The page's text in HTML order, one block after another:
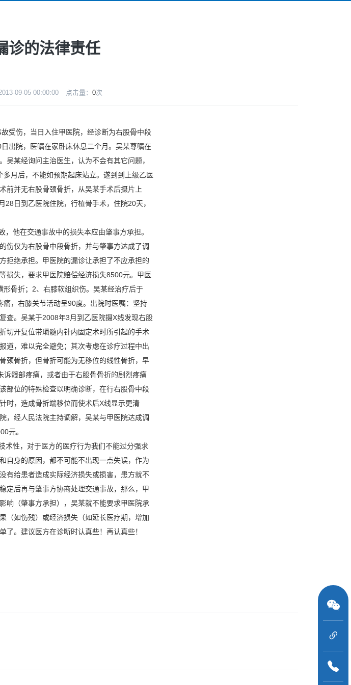
诊的法律责任
09-05 00:00:00 点击量： 0次
伤，当日入住甲医院，经诊断为右股骨中段
出院，医嘱在家卧床休息二个月。吴某尊嘱在
吴某经询问主治医生，认为不会有其它问题，
月后，不能如预期起床站立。遂到到上级乙医
前并无右股骨颈骨折，从吴某手术后摄片上
日到乙医院住院，行植骨手术，住院20天，
在交通事故中的损失本应由肇事方承担。
伤仅为右股骨中段骨折，并与肇事方达成了调
拒绝承担。甲医院的漏诊让承担了不应承担的
损失，要求甲医院赔偿经济损失8500元。甲医
骨折；2、右膝软组织伤。吴某经治疗后于
，右膝关节活动呈90度。出院时医嘱：坚持
查。吴某于2008年3月到乙医院摄X线发现右股
切开复位带琐髓内针内固定术时所引起的手术
道，难以完全避免；其次考虑在诊疗过程中出
颈骨折，但骨折可能为无移位的线性骨折，早
髋部疼痛，或者由于右股骨骨折的剧烈疼痛
部位的特殊检查以明确诊断，在行右股骨中段
时，造成骨折端移位而使术后X线显示更清
，经人民法院主持调解，吴某与甲医院达成调
元。
性，对于医方的医疗行为我们不能过分强求
自身的原因，都不可能不出现一点失误，作为
有给患者造成实际经济损失或损害，患方就不
定后再与肇事方协商处理交通事故，那么，甲
响（肇事方承担），吴某就不能要求甲医院承
（如伤残）或经济损失（如延长医疗期，增加
了。建议医方在诊断时认真些！再认真些！